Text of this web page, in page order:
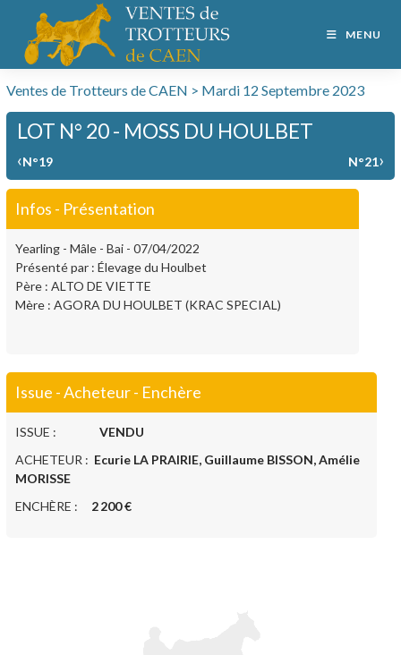
MENU
Ventes de Trotteurs de CAEN > Mardi 12 Septembre 2023
LOT N° 20 - MOSS DU HOULBET
‹N°19 N°21›
Infos - Présentation
Yearling - Mâle - Bai - 07/04/2022
Présenté par : Élevage du Houlbet
Père : ALTO DE VIETTE
Mère : AGORA DU HOULBET (KRAC SPECIAL)
Issue - Acheteur - Enchère
ISSUE : VENDU
ACHETEUR : Ecurie LA PRAIRIE, Guillaume BISSON, Amélie
MORISSE
ENCHÈRE : 2 200 €